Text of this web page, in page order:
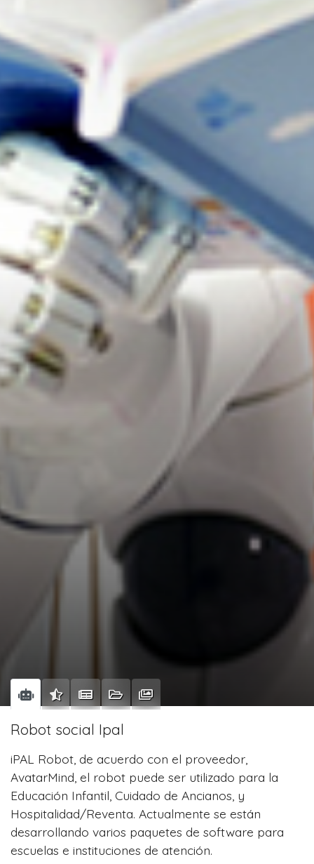
Robot social Ipal
iPAL Robot, de acuerdo con el proveedor,
AvatarMind, el robot puede ser utilizado para la
Educación Infantil, Cuidado de Ancianos, y
Hospitalidad/Reventa. Actualmente se están
desarrollando varios paquetes de software para
escuelas e instituciones de atención.